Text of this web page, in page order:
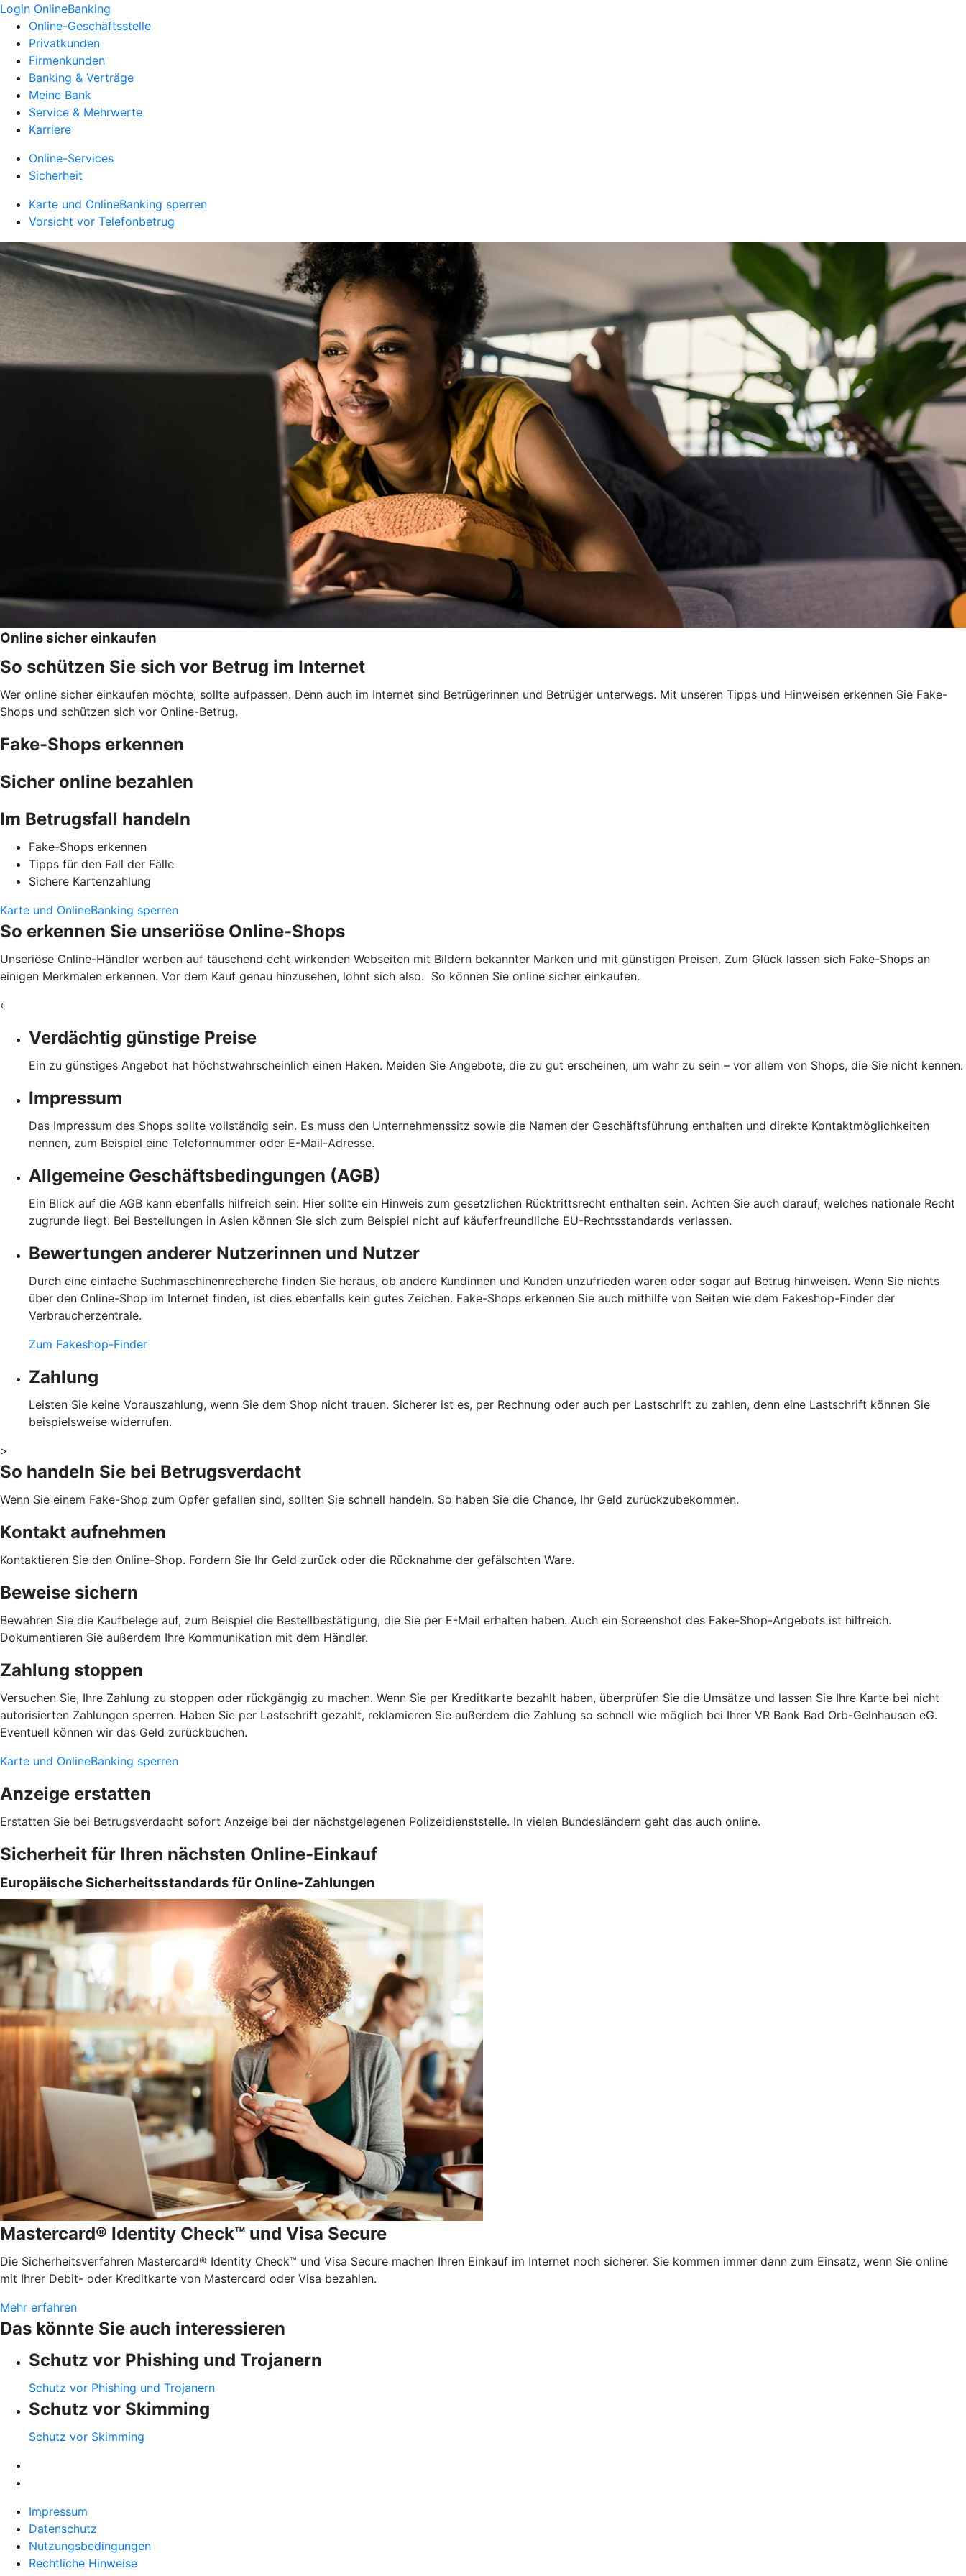
Login OnlineBanking
Online-Geschäftsstelle
Privatkunden
Firmenkunden
Banking & Verträge
Meine Bank
Service & Mehrwerte
Karriere
Online-Services
Sicherheit
Karte und OnlineBanking sperren
Vorsicht vor Telefonbetrug
Online sicher einkaufen
So schützen Sie sich vor Betrug im Internet
Wer online sicher einkaufen möchte, sollte aufpassen. Denn auch im Internet sind Betrügerinnen und Betrüger unterwegs. Mit unseren Tipps und Hinweisen erkennen Sie Fake-
Shops und schützen sich vor Online-Betrug.
Fake-Shops erkennen
Sicher online bezahlen
Im Betrugsfall handeln
Fake-Shops erkennen
Tipps für den Fall der Fälle
Sichere Kartenzahlung
Karte und OnlineBanking sperren
So erkennen Sie unseriöse Online-Shops
Unseriöse Online-Händler werben auf täuschend echt wirkenden Webseiten mit Bildern bekannter Marken und mit günstigen Preisen. Zum Glück lassen sich Fake-Shops an
einigen Merkmalen erkennen. Vor dem Kauf genau hinzusehen, lohnt sich also. So können Sie online sicher einkaufen.
‹
Verdächtig günstige Preise
Ein zu günstiges Angebot hat höchstwahrscheinlich einen Haken. Meiden Sie Angebote, die zu gut erscheinen, um wahr zu sein – vor allem von Shops, die Sie nicht kennen.
Impressum
Das Impressum des Shops sollte vollständig sein. Es muss den Unternehmenssitz sowie die Namen der Geschäftsführung enthalten und direkte Kontaktmöglichkeiten
nennen, zum Beispiel eine Telefonnummer oder E-Mail-Adresse.
Allgemeine Geschäftsbedingungen (AGB)
Ein Blick auf die AGB kann ebenfalls hilfreich sein: Hier sollte ein Hinweis zum gesetzlichen Rücktrittsrecht enthalten sein. Achten Sie auch darauf, welches nationale Recht
zugrunde liegt. Bei Bestellungen in Asien können Sie sich zum Beispiel nicht auf käuferfreundliche EU-Rechtsstandards verlassen.
Bewertungen anderer Nutzerinnen und Nutzer
Durch eine einfache Suchmaschinenrecherche finden Sie heraus, ob andere Kundinnen und Kunden unzufrieden waren oder sogar auf Betrug hinweisen. Wenn Sie nichts
über den Online-Shop im Internet finden, ist dies ebenfalls kein gutes Zeichen. Fake-Shops erkennen Sie auch mithilfe von Seiten wie dem Fakeshop-Finder der
Verbraucherzentrale.
Zum Fakeshop-Finder
Zahlung
Leisten Sie keine Vorauszahlung, wenn Sie dem Shop nicht trauen. Sicherer ist es, per Rechnung oder auch per Lastschrift zu zahlen, denn eine Lastschrift können Sie
beispielsweise widerrufen.
>
So handeln Sie bei Betrugsverdacht
Wenn Sie einem Fake-Shop zum Opfer gefallen sind, sollten Sie schnell handeln. So haben Sie die Chance, Ihr Geld zurückzubekommen.
Kontakt aufnehmen
Kontaktieren Sie den Online-Shop. Fordern Sie Ihr Geld zurück oder die Rücknahme der gefälschten Ware.
Beweise sichern
Bewahren Sie die Kaufbelege auf, zum Beispiel die Bestellbestätigung, die Sie per E-Mail erhalten haben. Auch ein Screenshot des Fake-Shop-Angebots ist hilfreich.
Dokumentieren Sie außerdem Ihre Kommunikation mit dem Händler.
Zahlung stoppen
Versuchen Sie, Ihre Zahlung zu stoppen oder rückgängig zu machen. Wenn Sie per Kreditkarte bezahlt haben, überprüfen Sie die Umsätze und lassen Sie Ihre Karte bei nicht
autorisierten Zahlungen sperren. Haben Sie per Lastschrift gezahlt, reklamieren Sie außerdem die Zahlung so schnell wie möglich bei Ihrer VR Bank Bad Orb-Gelnhausen eG.
Eventuell können wir das Geld zurückbuchen.
Karte und OnlineBanking sperren
Anzeige erstatten
Erstatten Sie bei Betrugsverdacht sofort Anzeige bei der nächstgelegenen Polizeidienststelle. In vielen Bundesländern geht das auch online.
Sicherheit für Ihren nächsten Online-Einkauf
Europäische Sicherheitsstandards für Online-Zahlungen
Mastercard® Identity Check™ und Visa Secure
Die Sicherheitsverfahren Mastercard® Identity Check™ und Visa Secure machen Ihren Einkauf im Internet noch sicherer. Sie kommen immer dann zum Einsatz, wenn Sie online
mit Ihrer Debit- oder Kreditkarte von Mastercard oder Visa bezahlen.
Mehr erfahren
Das könnte Sie auch interessieren
Schutz vor Phishing und Trojanern
Schutz vor Phishing und Trojanern
Schutz vor Skimming
Schutz vor Skimming
Impressum
Datenschutz
Nutzungsbedingungen
Rechtliche Hinweise